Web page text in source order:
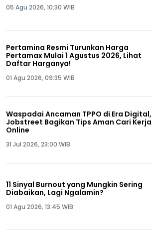
05 Agu 2026, 10:30 WIB
Pertamina Resmi Turunkan Harga
Pertamax Mulai 1 Agustus 2026, Lihat
Daftar Harganya!
01 Agu 2026, 09:35 WIB
Waspadai Ancaman TPPO di Era Digital,
Jobstreet Bagikan Tips Aman Cari Kerja
Online
31 Jul 2026, 23:00 WIB
11 Sinyal Burnout yang Mungkin Sering
Diabaikan, Lagi Ngalamin?
01 Agu 2026, 13:45 WIB